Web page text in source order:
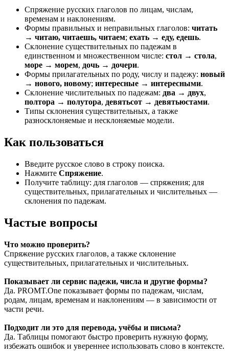
Спряжение русских глаголов по лицам, числам,
временам и наклонениям.
Формы правильных и неправильных глаголов: читать
→ читаю, читаешь, читаем; ехать → еду, едешь.
Склонение существительных по падежам в
единственном и множественном числе: стол → стола,
море → морем, дочь → дочери.
Формы прилагательных по роду, числу и падежу: новый
→ нового, новому; интересные → интересными.
Склонение числительных по падежам: два → двух,
полтора → полутора, девятьсот → девятьюстами.
Типы склонения существительных, а также
разносклоняемые и несклоняемые модели.
Как пользоваться
Введите русское слово в строку поиска.
Нажмите Спряжение.
Получите таблицу: для глаголов — спряжения; для
существительных, прилагательных и числительных —
склонения по падежам.
Частые вопросы
Что можно проверить?
Спряжение русских глаголов, а также склонение
существительных, прилагательных и числительных.
Показывает ли сервис падежи, числа и другие формы?
Да. PROMT.One показывает формы по падежам, числам,
родам, лицам, временам и наклонениям — в зависимости от
части речи.
Подходит ли это для перевода, учёбы и письма?
Да. Таблицы помогают быстро проверить нужную форму,
избежать ошибок и увереннее использовать слово в контексте.